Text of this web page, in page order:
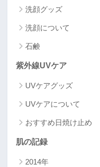
洗顔グッズ
洗顔について
石鹸
紫外線UVケア
UVケアグッズ
UVケアについて
おすすめ日焼け止め
肌の記録
2014年